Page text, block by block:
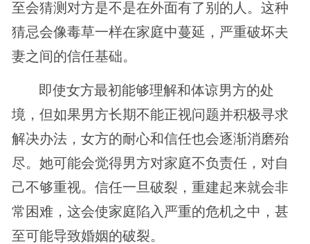
至会猜测对方是不是在外面有了别的人。这种
猜忌会像毒草一样在家庭中蔓延，严重破坏夫
妻之间的信任基础。
即使女方最初能够理解和体谅男方的处
境，但如果男方长期不能正视问题并积极寻求
解决办法，女方的耐心和信任也会逐渐消磨殆
尽。她可能会觉得男方对家庭不负责任，对自
己不够重视。信任一旦破裂，重建起来就会非
常困难，这会使家庭陷入严重的危机之中，甚
至可能导致婚姻的破裂。